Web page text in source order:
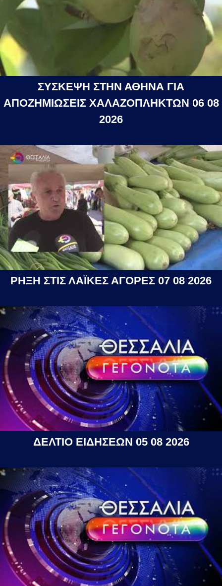
ΣΥΣΚΕΨΗ ΣΤΗΝ ΑΘΗΝΑ ΓΙΑ
ΑΠΟΖΗΜΙΩΣΕΙΣ ΧΑΛΑΖΟΠΛΗΚΤΩΝ 06 08
2026
ΡΗΞΗ ΣΤΙΣ ΛΑΪΚΕΣ ΑΓΟΡΕΣ 07 08 2026
ΔΕΛΤΙΟ ΕΙΔΗΣΕΩΝ 05 08 2026